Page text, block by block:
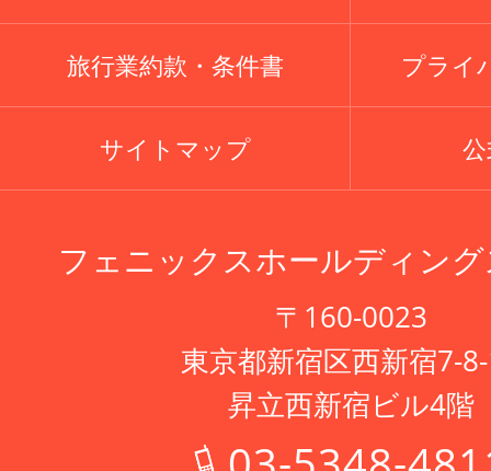
旅行業約款・条件書 プライ
サイトマップ
フェニックスホールディン
〒160-0023
東京都新宿区西新宿7-
昇立西新宿ビル4階